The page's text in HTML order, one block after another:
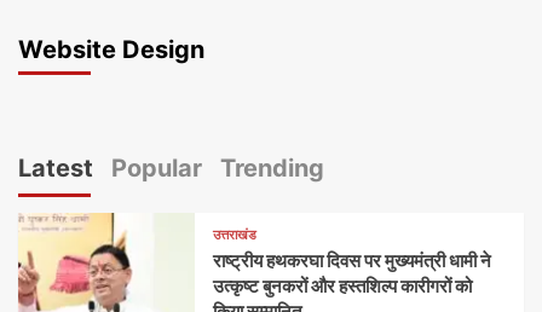
Website Design
Latest Popular Trending
उत्तराखंड
राष्ट्रीय हथकरघा दिवस पर मुख्यमंत्री धामी ने
उत्कृष्ट बुनकरों और हस्तशिल्प कारीगरों को